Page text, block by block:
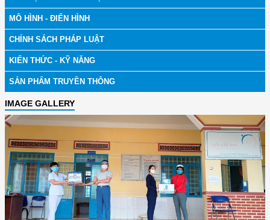
MÔ HÌNH - ĐIỂN HÌNH
CHÍNH SÁCH PHÁP LUẬT
KIẾN THỨC - KỸ NĂNG
SẢN PHẨM TRUYỀN THÔNG
IMAGE GALLERY